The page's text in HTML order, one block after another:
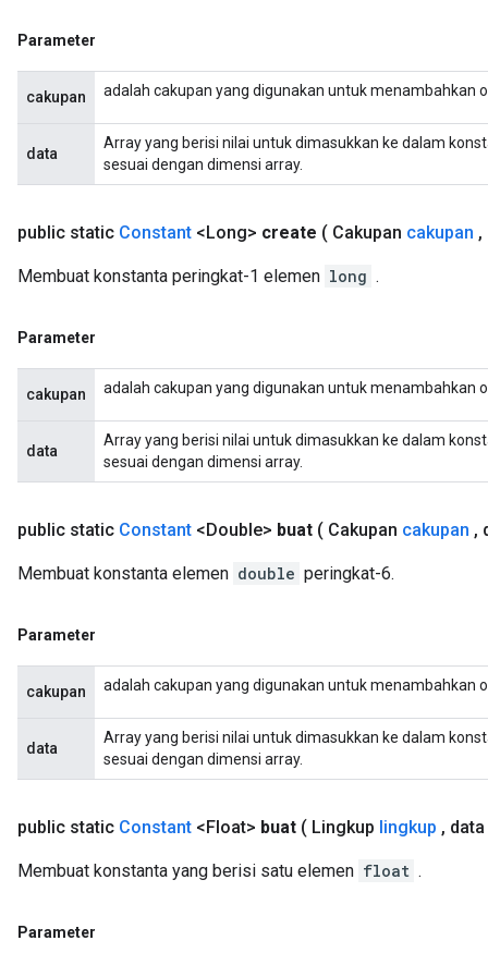
Parameter
cakupan adalah cakupan yang digunakan untuk menambahkan
data
Array yang berisi nilai untuk dimasukkan ke dalam
sesuai dengan dimensi array.
public static Constant <Long> create ( Cakupan cakupan ,
Membuat konstanta peringkat-1 elemen long .
Parameter
cakupan adalah cakupan yang digunakan untuk menambahkan
data
Array yang berisi nilai untuk dimasukkan ke dalam
sesuai dengan dimensi array.
public static Constant <Double> buat ( Cakupan cakupan ,
Membuat konstanta elemen double peringkat-6.
Parameter
cakupan adalah cakupan yang digunakan untuk menambahkan
data
Array yang berisi nilai untuk dimasukkan ke dalam
sesuai dengan dimensi array.
public static Constant <Float> buat ( Lingkup lingkup ,
Membuat konstanta yang berisi satu elemen float .
Parameter